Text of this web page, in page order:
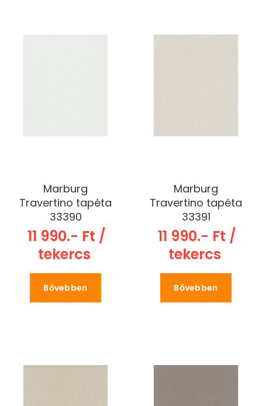
Marburg
Travertino tapéta
33390
11 990.- Ft /
tekercs
Bővebben
Marburg
Travertino tapéta
33391
11 990.- Ft /
tekercs
Bővebben